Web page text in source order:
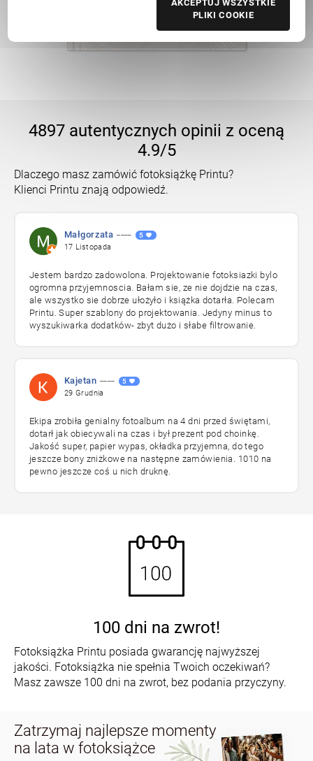
4897 autentycznych opinii z oceną
4.9/5
Dlaczego masz zamówić fotoksiążkę Printu?
Klienci Printu znają odpowiedź.
Małgorzata 5
17 Listopada
Jestem bardzo zadowolona. Projektowanie fotoksiazki bylo
ogromna przyjemnoscia. Bałam sie, ze nie dojdzie na czas,
ale wszystko sie dobrze ułożyło i książka dotarła. Polecam
Printu. Super szablony do projektowania. Jedyny minus to
wyszukiwarka dodatków- zbyt dużo i słabe filtrowanie.
Kajetan 5
29 Grudnia
Ekipa zrobiła genialny fotoalbum na 4 dni przed świętami,
dotarł jak obiecywali na czas i był prezent pod choinkę.
Jakość super, papier wypas, okładka przyjemna, do tego
jeszcze bony zniżkowe na następne zamówienia. 1010 na
pewno jeszcze coś u nich druknę.
100 dni na zwrot!
Fotoksiążka Printu posiada gwarancję najwyższej
jakości. Fotoksiążka nie spełnia Twoich oczekiwań?
Masz zawsze 100 dni na zwrot, bez podania przyczyny.
Zatrzymaj najlepsze momenty
na lata w fotoksiążce
AKCEPTUJ WSZYSTKIE
PLIKI COOKIE